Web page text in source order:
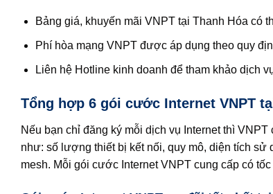
Bảng giá, khuyến mãi VNPT tại Thanh Hóa có
Phí hòa mạng VNPT được áp dụng theo quy
Liên hệ Hotline kinh doanh để tham khảo dịch
Tổng hợp 6 gói cước Internet VNPT
Nếu bạn chỉ đăng ký mỗi dịch vụ Internet thì
như: số lượng thiết bị kết nối, quy mô, diện tích
mesh. Mỗi gói cước Internet VNPT cung cấp có